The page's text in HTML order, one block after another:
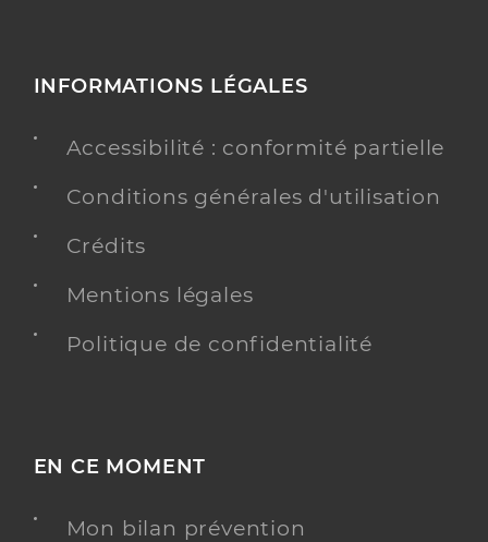
INFORMATIONS LÉGALES
Accessibilité : conformité partielle
Conditions générales d'utilisation
Crédits
Mentions légales
Politique de confidentialité
EN CE MOMENT
Mon bilan prévention